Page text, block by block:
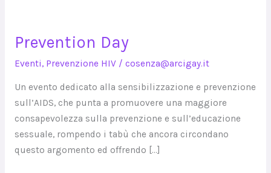
Prevention Day
Eventi, Prevenzione HIV/ cosenza@arcigay.it
Un evento dedicato alla sensibilizzazione e prevenzione
sull’AIDS, che punta a promuovere una maggiore
consapevolezza sulla prevenzione e sull’educazione
sessuale, rompendo i tabù che ancora circondano
questo argomento ed offrendo […]
Prevention